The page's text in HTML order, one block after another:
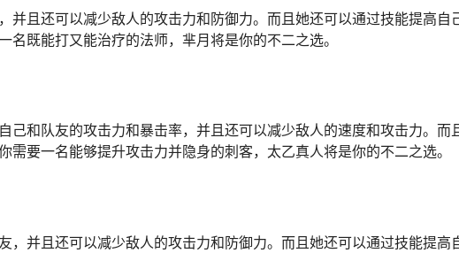
并且还可以减少敌人的攻击力和防御力。而且她还可以通过技能提高自
既能打又能治疗的法师，芈月将是你的不二之选。
己和队友的攻击力和暴击率，并且还可以减少敌人的速度和攻击力。而
要一名能够提升攻击力并隐身的刺客，太乙真人将是你的不二之选。
并且还可以减少敌人的攻击力和防御力。而且她还可以通过技能提高